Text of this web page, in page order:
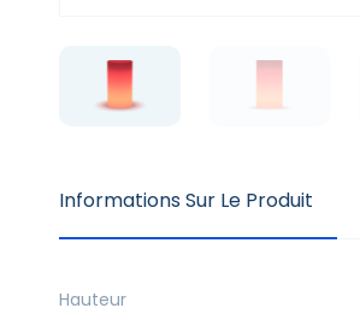
Informations Sur Le Produit
Hauteur